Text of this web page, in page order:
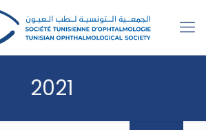
2021